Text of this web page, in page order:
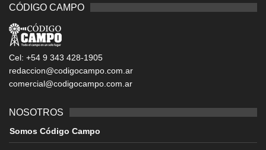
CÓDIGO CAMPO
Cel: +54 9 343 428-1905
redaccion@codigocampo.com.ar
comercial@codigocampo.com.ar
NOSOTROS
Somos Código Campo